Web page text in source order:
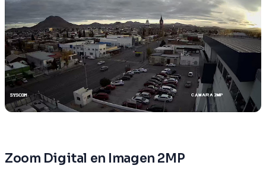
Zoom Digital en Imagen 2MP